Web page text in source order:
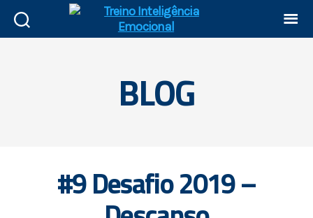
BLOG
#9 Desafio 2019 –